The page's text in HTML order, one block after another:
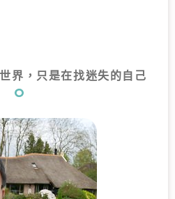
界，只是在找迷失的自己